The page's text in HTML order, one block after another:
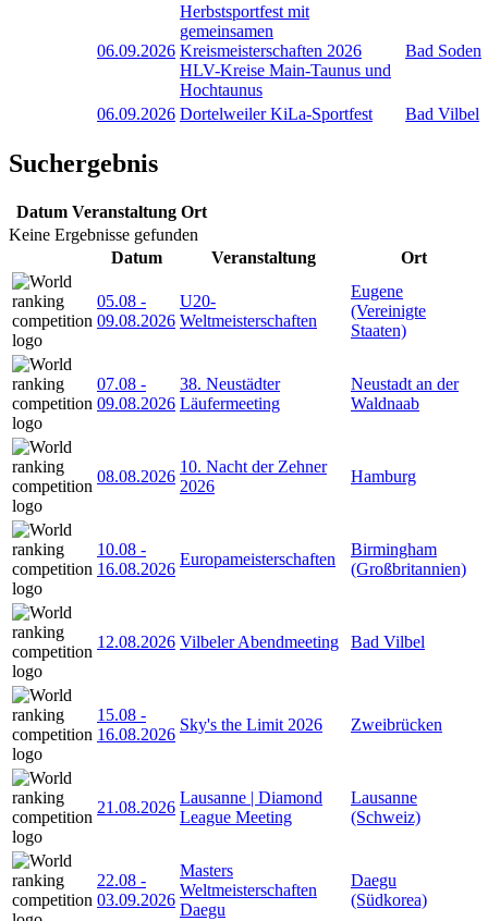
06.09.2026
Herbstsportfest mit
gemeinsamen
Kreismeisterschaften 2026
HLV-Kreise Main-Taunus und
Hochtaunus
Bad Soden
06.09.2026 Dortelweiler KiLa-Sportfest Bad Vilbel
Suchergebnis
Datum Veranstaltung Ort
Keine Ergebnisse gefunden
Datum
Veranstaltung Ort
05.08 -
09.08.2026
U20-
Weltmeisterschaften
Eugene
(Vereinigte
Staaten)
07.08 -
09.08.2026
38. Neustädter
Läufermeeting
Neustadt an der
Waldnaab
08.08.2026
10. Nacht der Zehner
2026
Hamburg
10.08 -
16.08.2026
Europameisterschaften
Birmingham
(Großbritannien)
12.08.2026 Vilbeler Abendmeeting Bad Vilbel
15.08 -
16.08.2026
Sky's the Limit 2026 Zweibrücken
21.08.2026
Lausanne | Diamond
League Meeting
Lausanne
(Schweiz)
22.08 -
03.09.2026
Masters
Weltmeisterschaften
Daegu
Daegu
(Südkorea)